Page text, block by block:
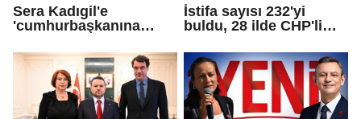
Sera Kadıgil'e
'cumhurbaşkanına
soruşturması
İstifa sayısı 232'yi
buldu, 28 ilde CHP'li